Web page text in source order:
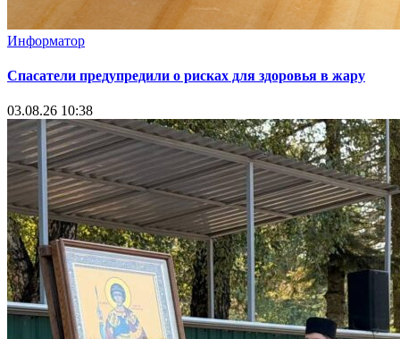
Информатор
Спасатели предупредили о рисках для здоровья в жару
03.08.26 10:38